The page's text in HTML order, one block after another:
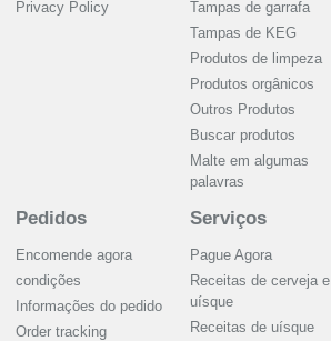
Privacy Policy
Tampas de garrafa
Tampas de KEG
Produtos de limpeza
Produtos orgânicos
Outros Produtos
Buscar produtos
Malte em algumas
palavras
Pedidos
Encomende agora
condições
Informações do pedido
Order tracking
Serviços
Pague Agora
Receitas de cerveja e
uísque
Receitas de uísque